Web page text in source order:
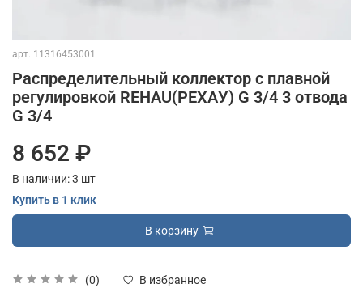
арт. 11316453001
Распределительный коллектор с плавной
регулировкой REHAU(РЕХАУ) G 3/4 3 отвода
G 3/4
(0)
В избранное
8 652 ₽
В наличии:3 шт
Купить в 1 клик
В корзину